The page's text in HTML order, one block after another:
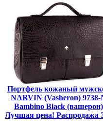
Портфель кожаный
NARVIN (Vasheron) 9738-
Bambino Black (вашерон)
Лучшая цена! Распродажа